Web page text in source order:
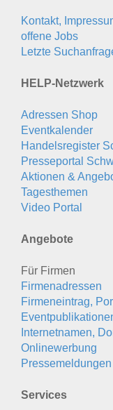
Kontakt,
offene Jobs
Letzte
HELP-Netzwerk
Adressen Shop
Eventkalender
Handelsregister
Presseportal
Aktionen &
Tagesthemen
Video Portal
Angebote
Für Firmen
Firmenadressen
Firmeneintrag,
Internetnamen,
Onlinewerbung
Pressemeldungen
Services